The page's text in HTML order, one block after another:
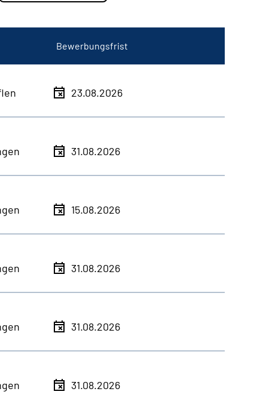
Bewerbungsfrist
23.08.2026
31.08.2026
15.08.2026
31.08.2026
31.08.2026
31.08.2026